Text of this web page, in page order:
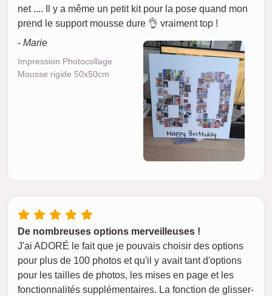
net .... Il y a même un petit kit pour la pose quand mon
prend le support mousse dure 👌 vraiment top !
- Marie
Impression Photocollage
Mousse rigide 50x50cm
De nombreuses options merveilleuses !
J'ai ADORÉ le fait que je pouvais choisir des options
pour plus de 100 photos et qu'il y avait tant d'options
pour les tailles de photos, les mises en page et les
fonctionnalités supplémentaires. La fonction de glisser-